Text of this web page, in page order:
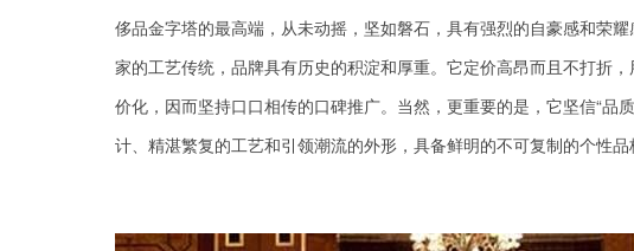
侈品金字塔的最高端，从未动摇，坚如磐石，具有强烈的自豪感和荣
家的工艺传统，品牌具有历史的积淀和厚重。它定价高昂而且不打折
价化，因而坚持口口相传的口碑推广。当然，更重要的是，它坚信“品
计、精湛繁复的工艺和引领潮流的外形，具备鲜明的不可复制的个性品